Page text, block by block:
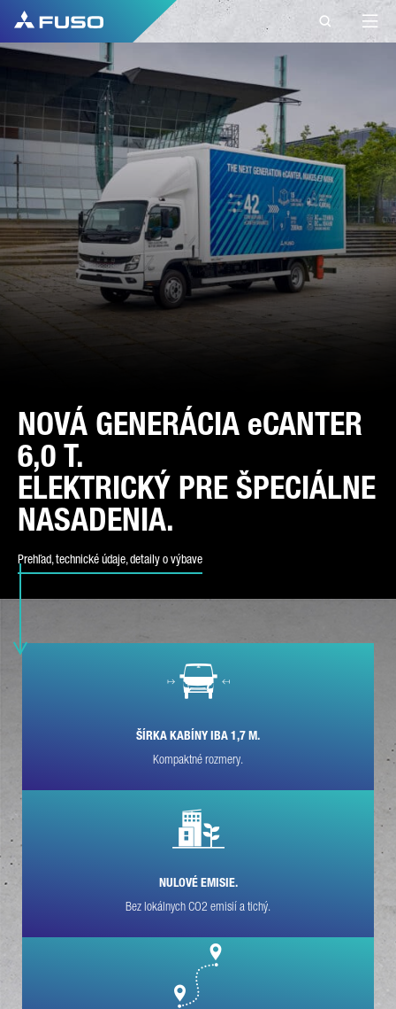
NOVÁ GENERÁCIA eCANTER
6,0 T.
ELEKTRICKÝ PRE ŠPECIÁLNE
NASADENIA.
Prehľad, technické údaje, detaily o výbave
KONTAKT
FUSO EUROPE
KONTAKT
Máte nejaké otázky?
Svoje dotazy nám pošlite cez tento kontaktný
formulár.
KRSTNÉ MENO*
TYP OTÁZKY*
VAŠA KRAJINA*
VAŠA SPRÁVA (VOLITEĽNE)
ŠÍRKA KABÍNY IBA 1,7 M.
Kompaktné rozmery.
NULOVÉ EMISIE.
Bez lokálnych CO2 emisií a tichý.